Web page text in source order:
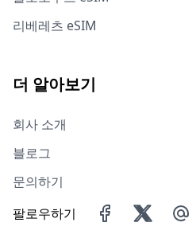
리베레츠 eSIM
더 알아보기
회사 소개
블로그
문의하기
팔로우하기